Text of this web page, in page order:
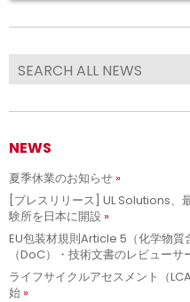
NEWS
夏季休業のお知らせ
[プレスリリース] UL Solutions、
験所を日本に開設
EU包装材規則Article 5（化学物
（DoC）・技術文書のレビューサ
ライフサイクルアセスメント（
始